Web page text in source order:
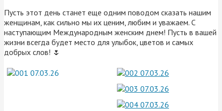
Пусть этот день станет еще одним поводом сказать нашим
женщинам, как сильно мы их ценим, любим и уважаем. С
наступающим Международным женским днем! Пусть в вашей
жизни всегда будет место для улыбок, цветов и самых
добрых слов! 🌷